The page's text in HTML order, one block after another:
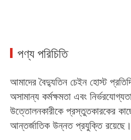
পণ্য পরিচিতি
আমাদের বৈদ্যুতিন চেইন হোস্ট
অসামান্য কর্মক্ষমতা এবং
উত্তোলনকারীকে প্রস্তুতকারকের
আন্তর্জাতিক উন্নত প্রযুক্তি রয়েছে।